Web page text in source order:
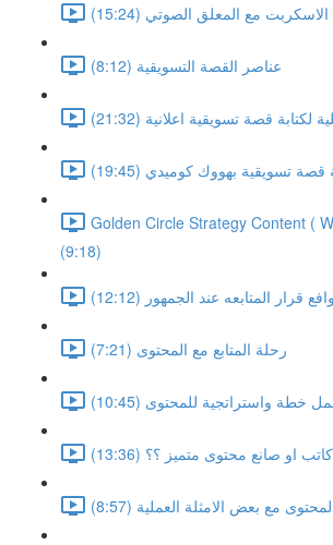
مع المعلق الصوتي (15:24)
عناصر القصة التسويقية (8:12)
لكتابة قصة تسويقية اعلانية (21:32)
تسويقية بهووك كوميدي (19:45)
Golden Circle Strategy Content (
(9:18)
قرار المتابعه عند الجمهور (12:12)
رحلة المتابع مع المحتوى (7:21)
خطة واستراتجية للمحتوى (10:45)
او صانع محتوى متميز ؟؟ (13:36)
مع بعض الامثلة العملية (8:57)